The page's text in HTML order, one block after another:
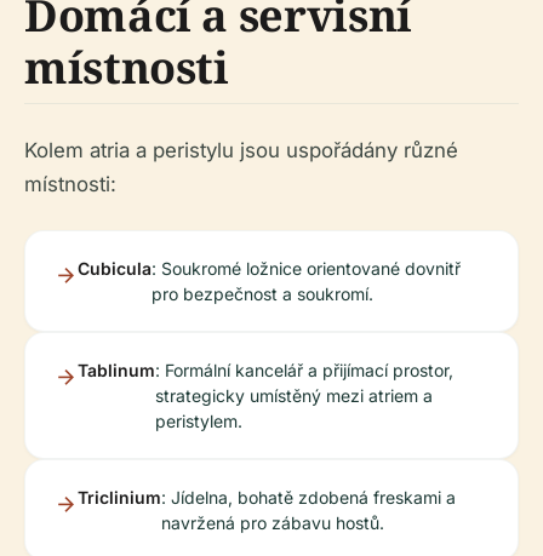
Domácí a servisní
místnosti
Kolem atria a peristylu jsou uspořádány různé
místnosti:
Cubicula: Soukromé ložnice orientované dovnitř
pro bezpečnost a soukromí.
Tablinum: Formální kancelář a přijímací prostor,
strategicky umístěný mezi atriem a
peristylem.
Triclinium: Jídelna, bohatě zdobená freskami a
navržená pro zábavu hostů.